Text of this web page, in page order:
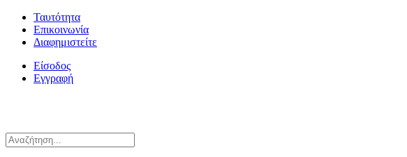
Ταυτότητα
Επικοινωνία
Διαφημιστείτε
Είσοδος
Εγγραφή